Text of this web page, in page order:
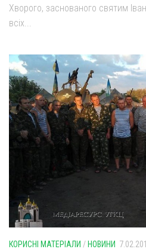
Хворого, заснованого святим
всіх...
КОРИСНІ МАТЕРІАЛИ / НОВИНИ